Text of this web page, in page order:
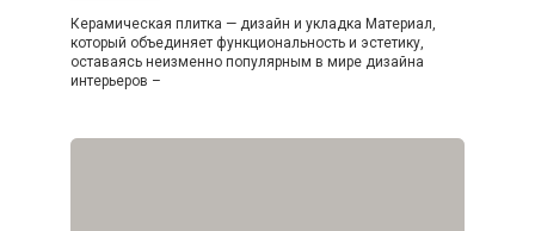
Керамическая плитка — дизайн и укладка Материал,
который объединяет функциональность и эстетику,
оставаясь неизменно популярным в мире дизайна
интерьеров –